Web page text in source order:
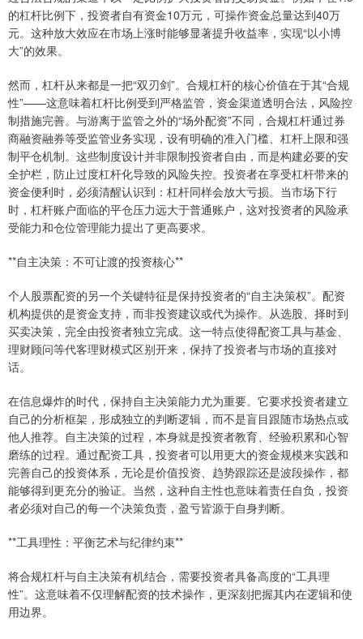
的杠杆比例下，投资者自有资金10万元，可操作资金总量达到40万
元。这种放大效应在市场上涨时能够显著提升收益率，实现“以小博
大”的效果。
然而，杠杆从来都是一把“双刃剑”。合规杠杆的核心价值在于其“合规
性”——这意味着杠杆比例受到严格监管，资金渠道透明合法，风险控
制措施完善。与游离于监管之外的“场外配资”不同，合规杠杆通过券
商融资融券等受监管业务实现，设有明确的准入门槛、杠杆上限和强
制平仓机制。这些制度设计并非限制投资者自由，而是构建必要的安
全护栏，防止过度杠杆化导致的风险失控。投资者在享受杠杆带来的
资金便利时，必须清醒认识到：杠杆同样会放大亏损。当市场下行
时，杠杆账户面临的平仓压力远大于普通账户，这对投资者的风险承
受能力和仓位管理能力提出了更高要求。
**自主决策：不可让渡的投资核心**
个人股票配资的另一个关键特征是保持投资者的“自主决策权”。配资
机构提供的是资金支持，而非投资建议或代为操作。从选股、择时到
买卖决策，完全由投资者独立完成。这一特点使得配资工具与基金、
理财顾问等代客理财模式区别开来，保持了投资者与市场的直接对
话。
在信息爆炸的时代，保持自主决策能力尤为重要。它要求投资者建立
自己的分析框架，形成独立的判断逻辑，而不是盲目跟随市场热点或
他人推荐。自主决策的过程，本身就是投资者教育、经验积累和心智
磨练的过程。通过配资工具，投资者可以用更大的资金规模来实践和
完善自己的投资体系，无论是价值投资、趋势跟踪还是波段操作，都
能够得到更充分的验证。当然，这种自主性也意味着责任自负，投资
者必须对自己的每一个决策负责，盈亏皆源于自身判断。
**工具理性：平衡艺术与纪律约束**
将合规杠杆与自主决策有机结合，需要投资者具备高度的“工具理
性”。这意味着不仅理解配资的技术操作，更深刻把握其内在逻辑和使
用边界。